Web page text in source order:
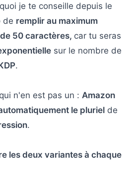
je te conseille depuis le
de remplir au maximum
50 caractères, car tu seras
sur le nombre de
.
n'en est pas un : Amazon
le pluriel de
.
les deux variantes à chaque